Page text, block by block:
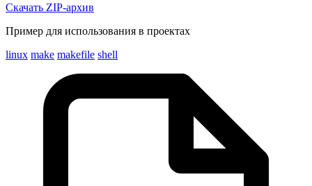
Скачать ZIP-архив
Пример для использования в проектах
linux make makefile shell